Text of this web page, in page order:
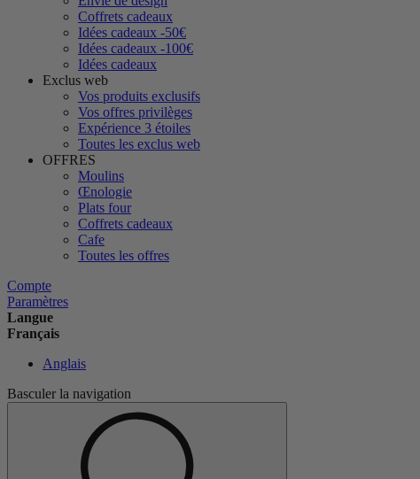
Coffrets cadeaux
Idées cadeaux -50€
Idées cadeaux -100€
Idées cadeaux
Exclus web
Vos produits exclusifs
Vos offres privilèges
Expérience 3 étoiles
Toutes les exclus web
OFFRES
Moulins
Œnologie
Plats four
Coffrets cadeaux
Cafe
Toutes les offres
Compte
Paramètres
Langue
Français
Anglais
Basculer la navigation